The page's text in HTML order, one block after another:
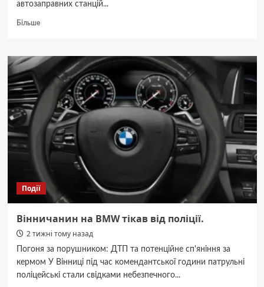
автозаправних станцій...
БільшеДокладніше
АЗС:
за
російську
музику
–
штрафи
для
всіх.
Події
Вінничанин на BMW тікав від поліції.
2 тижні тому назад
Погоня за порушником: ДТП та потенційне сп'яніння за
кермом У Вінниці під час комендантської години патрульні
поліцейські стали свідками небезпечного...